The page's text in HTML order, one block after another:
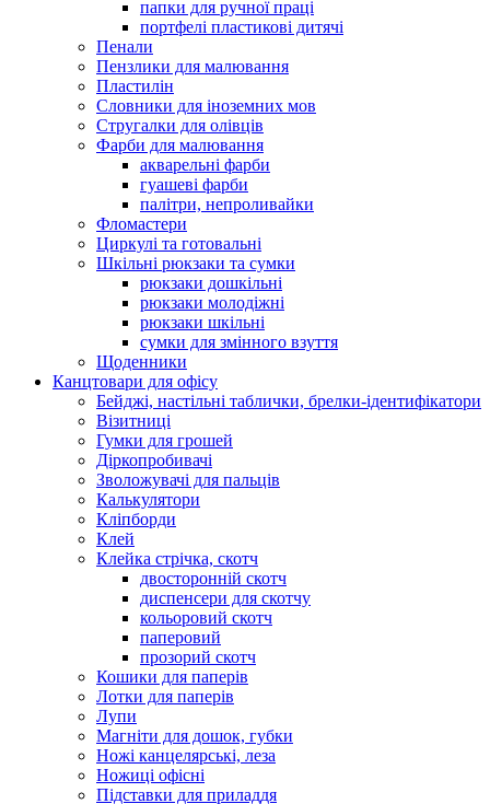
папки для ручної праці
портфелі пластикові дитячі
Пенали
Пензлики для малювання
Пластилін
Словники для іноземних мов
Стругалки для олівців
Фарби для малювання
акварельні фарби
гуашеві фарби
палітри, непроливайки
Фломастери
Циркулі та готовальні
Шкільні рюкзаки та сумки
рюкзаки дошкільні
рюкзаки молодіжні
рюкзаки шкільні
сумки для змінного взуття
Щоденники
Канцтовари для офісу
Бейджі, настільні таблички, брелки-ідентифікатори
Візитниці
Гумки для грошей
Діркопробивачі
Зволожувачі для пальців
Калькулятори
Кліпборди
Клей
Клейка стрічка, скотч
двосторонній скотч
диспенсери для скотчу
кольоровий скотч
паперовий
прозорий скотч
Кошики для паперів
Лотки для паперів
Лупи
Магніти для дошок, губки
Ножі канцелярські, леза
Ножиці офісні
Підставки для приладдя